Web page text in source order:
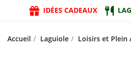
IDÉES CADEAUX
Accueil Laguiole Loisirs et Plein